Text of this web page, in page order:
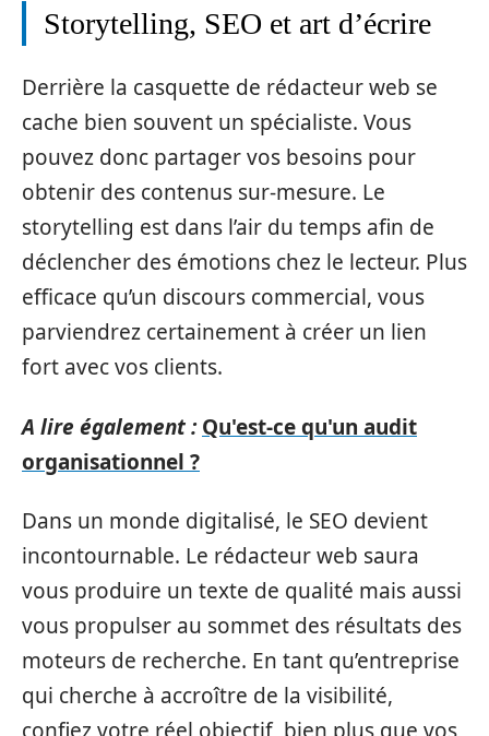
Storytelling, SEO et art d’écrire
Derrière la casquette de rédacteur web se
cache bien souvent un spécialiste. Vous
pouvez donc partager vos besoins pour
obtenir des contenus sur-mesure. Le
storytelling est dans l’air du temps afin de
déclencher des émotions chez le lecteur. Plus
efficace qu’un discours commercial, vous
parviendrez certainement à créer un lien
fort avec vos clients.
A lire également : Qu'est-ce qu'un audit
organisationnel ?
Dans un monde digitalisé, le SEO devient
incontournable. Le rédacteur web saura
vous produire un texte de qualité mais aussi
vous propulser au sommet des résultats des
moteurs de recherche. En tant qu’entreprise
qui cherche à accroître de la visibilité,